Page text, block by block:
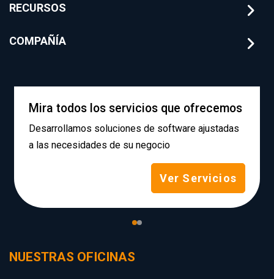
RECURSOS
COMPAÑÍA
Mira todos los servicios que ofrecemos
Desarrollamos soluciones de software ajustadas
a las necesidades de su negocio
Ver Servicios
NUESTRAS OFICINAS